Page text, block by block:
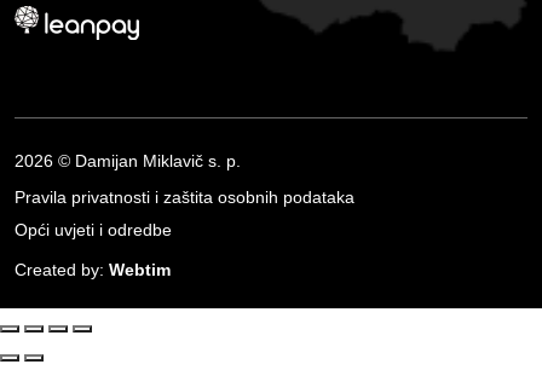
2026 © Damijan Miklavič s. p.
Pravila privatnosti i zaštita osobnih podataka
Opći uvjeti i odredbe
Created by: Webtim